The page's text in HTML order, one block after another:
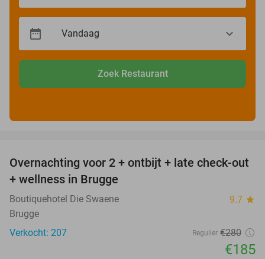
Zoek Restaurant
34%
Overnachting voor 2 + ontbijt + late check-out
+ wellness in Brugge
Boutiquehotel Die Swaene 9.7 star
Brugge
Verkocht: 207
Regulier €280
€185